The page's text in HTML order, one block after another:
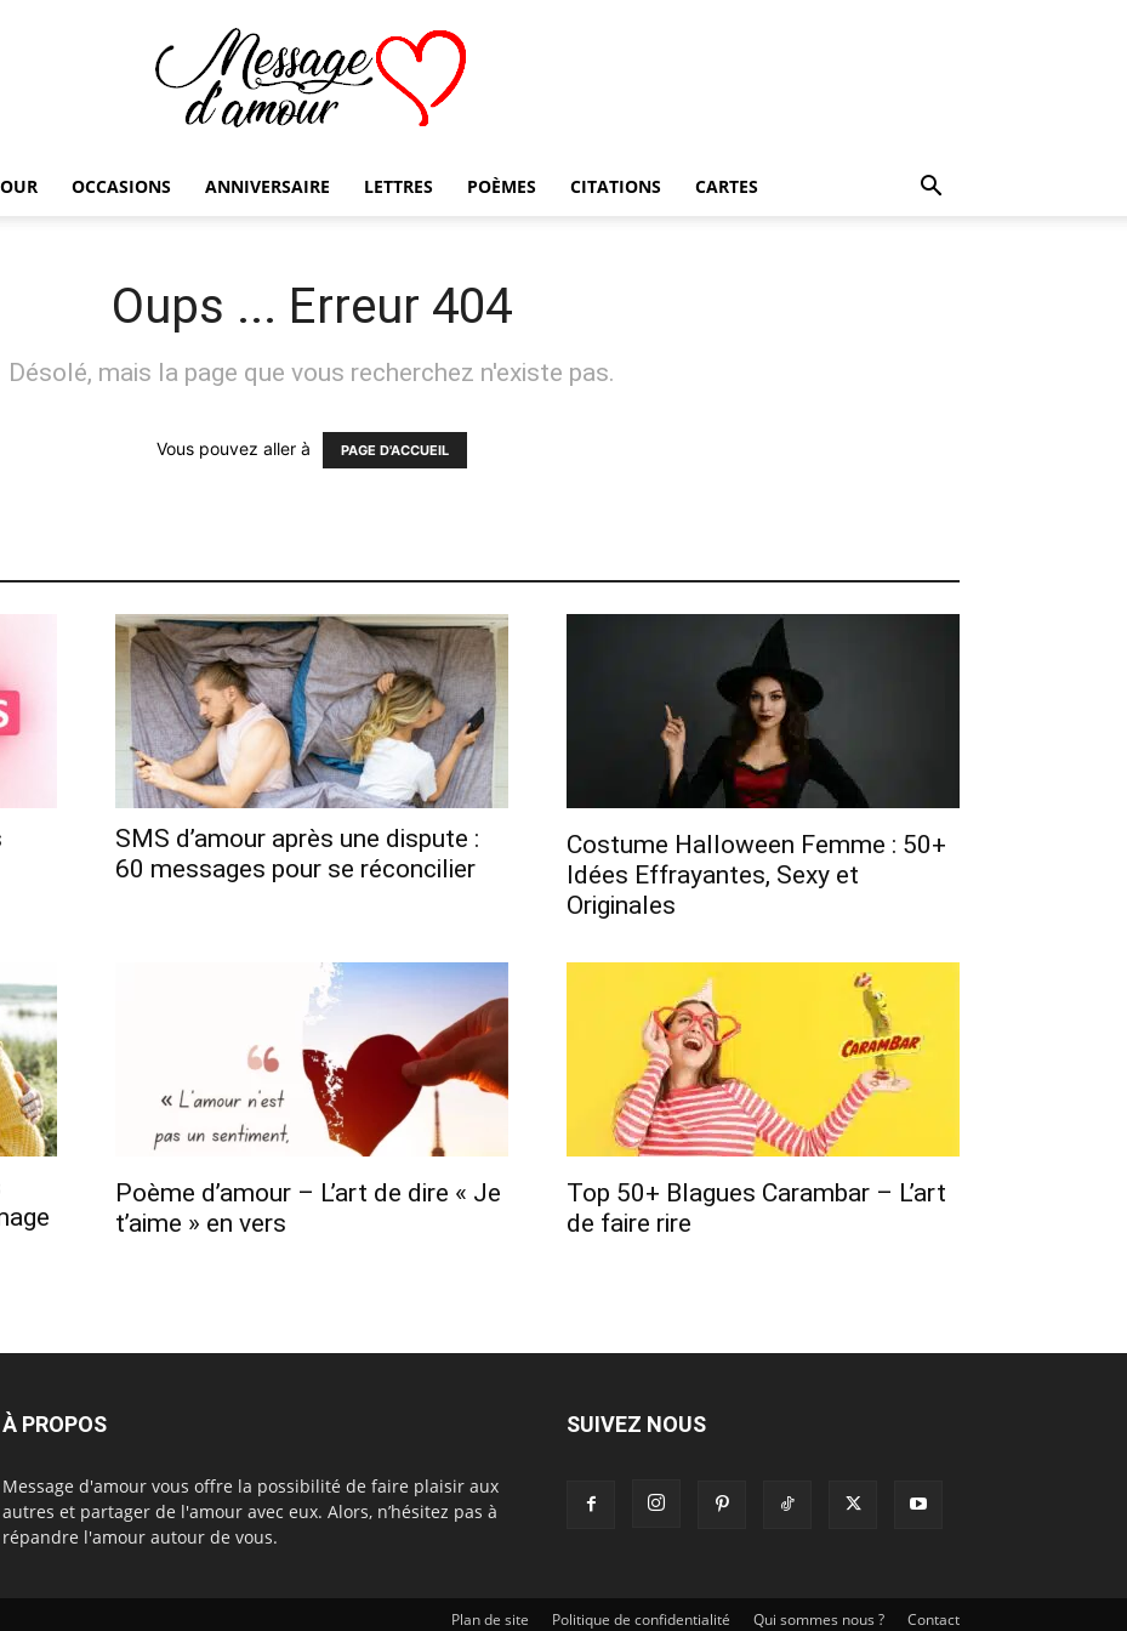
d'amour
OCCASIONS ANNIVERSAIRE LETTRES POÈMES CITATIONS CARTES
Oups ... Erreur 404
Désolé, mais la page que vous recherchez n'existe pas.
Vous pouvez aller à PAGE D'ACCUEIL
SMS d’amour après une dispute :
60 messages pour se réconcilier
Costume Halloween Femme : 50+
Idées Effrayantes, Sexy et
Originales
Poème d’amour – L’art de dire « Je
t’aime » en vers
Top 50+ Blagues Carambar – L’art
de faire rire
À PROPOS
Message d'amour vous offre la possibilité de faire plaisir aux
autres et partager de l'amour avec eux. Alors, n’hésitez pas à
répandre l'amour autour de vous.
SUIVEZ NOUS
Plan de site Politique de confidentialité Qui sommes nous ? Contact